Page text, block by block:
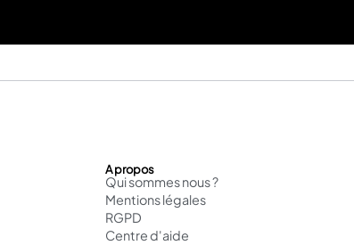
A propos
Qui sommes nous ?
Mentions légales
RGPD
Centre d'aide